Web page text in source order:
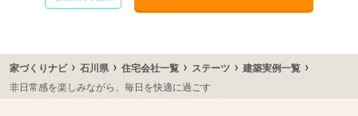
家づくりナビ› 石川県 › 住宅会社一覧 › ステーツ › 建築実例一覧 ›
非日常感を楽しみながら、毎日を快適に過ごす